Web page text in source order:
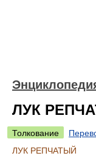
ЛУК
Толкование
ЛУК РЕПЧАТЫЙ